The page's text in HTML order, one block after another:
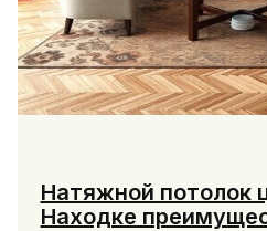
Натяжной потолок
Находке